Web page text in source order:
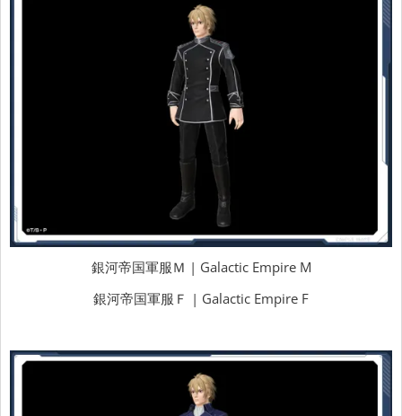
銀河帝国軍服Ｍ | Galactic Empire M
銀河帝国軍服Ｆ | Galactic Empire F